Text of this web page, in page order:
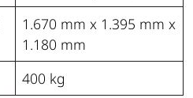
1.670 mm x 1.395 mm x
1.180 mm
400 kg